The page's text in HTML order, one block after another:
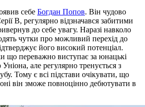
себе Богдан Попов. Він чудово
B, регулярно відзначався забитими
до себе увагу. Наразі навколо
чутки про можливий перехід до
його високий потенціал.
що переважно виступає за юнацькі
але регулярно тренується з
Тому є всі підстави очікувати, що
він зможе повноцінно дебютувати в